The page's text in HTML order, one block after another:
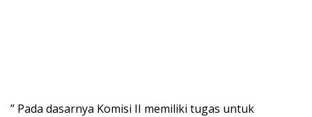
” Pada dasarnya Komisi II memiliki tugas untuk